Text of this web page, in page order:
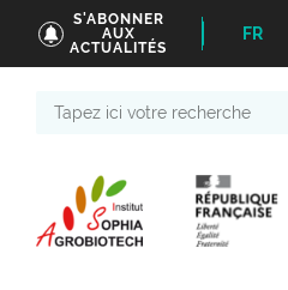
S'ABONNER
AUX
ACTUALITÉS
FR